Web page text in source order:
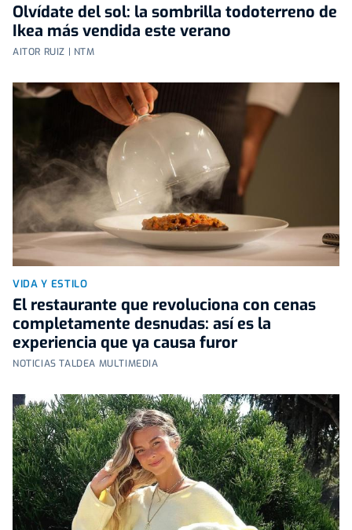
Olvídate del sol: la sombrilla todoterreno de
Ikea más vendida este verano
AITOR RUIZ | NTM
VIDA Y ESTILO
El restaurante que revoluciona con cenas
completamente desnudas: así es la
experiencia que ya causa furor
NOTICIAS TALDEA MULTIMEDIA